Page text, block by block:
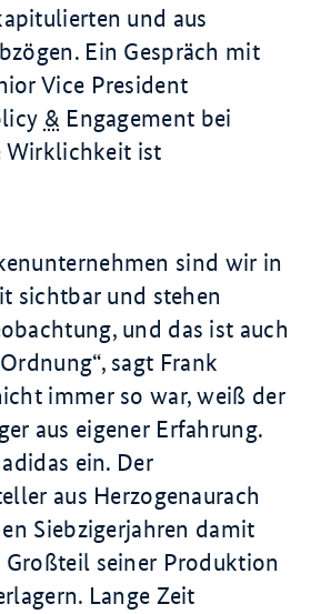
und aus
Ein Gespräch mit
Vice President
& Engagement bei
Wirklichkeit ist
sind wir in
sichtbar und stehen
und das ist auch
, sagt Frank
immer so war, weiß der
aus eigener Erfahrung.
ein. Der
aus Herzogenaurach
Siebzigerjahren damit
Großteil seiner Produktion
Lange Zeit